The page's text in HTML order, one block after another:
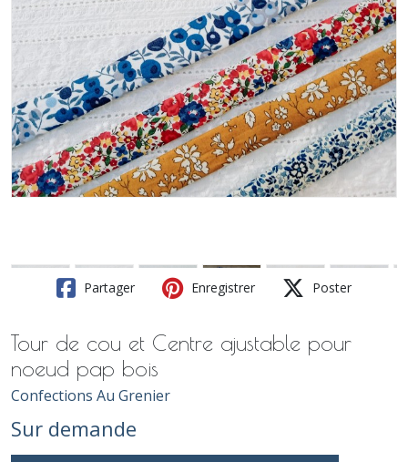
Partager Enregistrer Poster
Tour de cou et Centre ajustable pour
noeud pap bois
Confections Au Grenier
Sur demande